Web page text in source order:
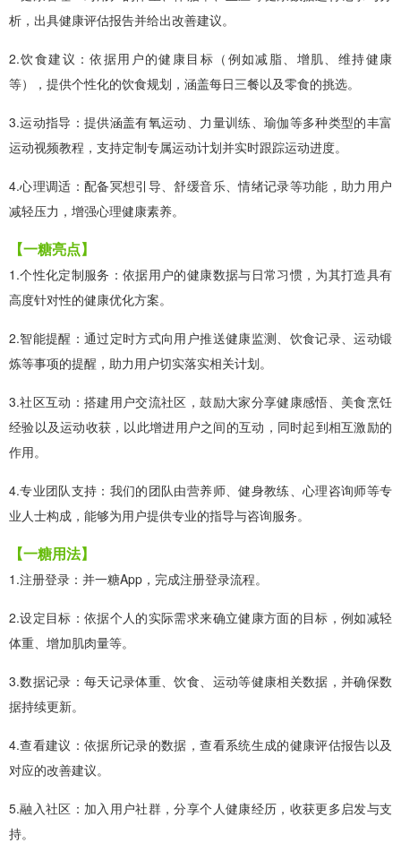
析，出具健康评估报告并给出改善建议。
2.饮食建议：依据用户的健康目标（例如减脂、增肌、维持健康
等），提供个性化的饮食规划，涵盖每日三餐以及零食的挑选。
3.运动指导：提供涵盖有氧运动、力量训练、瑜伽等多种类型的丰富
运动视频教程，支持定制专属运动计划并实时跟踪运动进度。
4.心理调适：配备冥想引导、舒缓音乐、情绪记录等功能，助力用户
减轻压力，增强心理健康素养。
【一糖亮点】
1.个性化定制服务：依据用户的健康数据与日常习惯，为其打造具有
高度针对性的健康优化方案。
2.智能提醒：通过定时方式向用户推送健康监测、饮食记录、运动锻
炼等事项的提醒，助力用户切实落实相关计划。
3.社区互动：搭建用户交流社区，鼓励大家分享健康感悟、美食烹饪
经验以及运动收获，以此增进用户之间的互动，同时起到相互激励的
作用。
4.专业团队支持：我们的团队由营养师、健身教练、心理咨询师等专
业人士构成，能够为用户提供专业的指导与咨询服务。
【一糖用法】
1.注册登录：并一糖App，完成注册登录流程。
2.设定目标：依据个人的实际需求来确立健康方面的目标，例如减轻
体重、增加肌肉量等。
3.数据记录：每天记录体重、饮食、运动等健康相关数据，并确保数
据持续更新。
4.查看建议：依据所记录的数据，查看系统生成的健康评估报告以及
对应的改善建议。
5.融入社区：加入用户社群，分享个人健康经历，收获更多启发与支
持。